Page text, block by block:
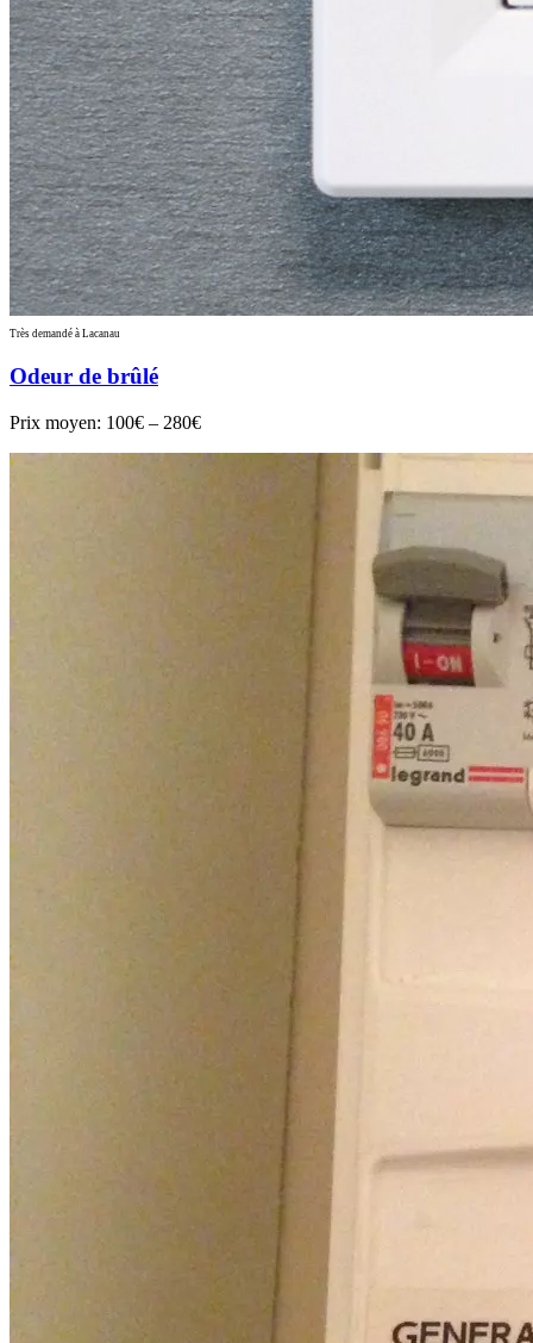
Très demandé à Lacanau
Odeur de brûlé
Prix moyen: 100€ – 280€